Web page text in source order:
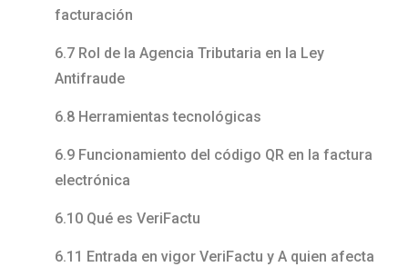
facturación
6.7 Rol de la Agencia Tributaria en la Ley
Antifraude
6.8 Herramientas tecnológicas
6.9 Funcionamiento del código QR en la factura
electrónica
6.10 Qué es VeriFactu
6.11 Entrada en vigor VeriFactu y A quien afecta